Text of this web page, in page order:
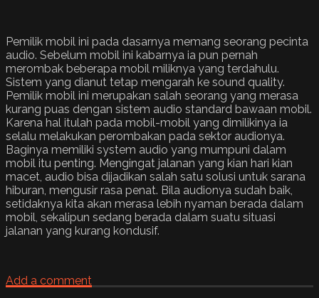
Pemilik mobil ini pada dasarnya memang seorang pecinta
audio. Sebelum mobil ini kabarnya ia pun pernah
merombak beberapa mobil miliknya yang terdahulu.
Sistem yang dianut tetap mengarah ke sound quality.
Pemilik mobil ini merupakan salah seorang yang merasa
kurang puas dengan sistem audio standard bawaan mobil.
Karena hal itulah pada mobil-mobil yang dimilikinya ia
selalu melakukan perombakan pada sektor audionya.
Baginya memiliki system audio yang mumpuni dalam
mobil itu penting. Mengingat jalanan yang kian hari kian
macet, audio bisa dijadikan salah satu solusi untuk sarana
hiburan, mengusir rasa penat. Bila audionya sudah baik,
setidaknya kita akan merasa lebih nyaman berada dalam
mobil, sekalipun sedang berada dalam suatu situasi
jalanan yang kurang kondusif.
Add a comment